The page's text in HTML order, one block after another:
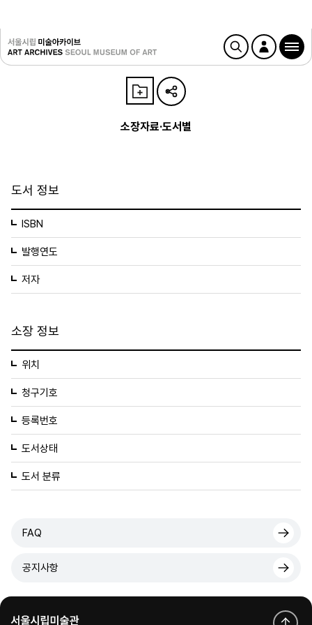
소장자료·도서별
도서 정보
ISBN
발행연도
저자
소장 정보
위치
청구기호
등록번호
도서상태
도서 분류
FAQ
공지사항